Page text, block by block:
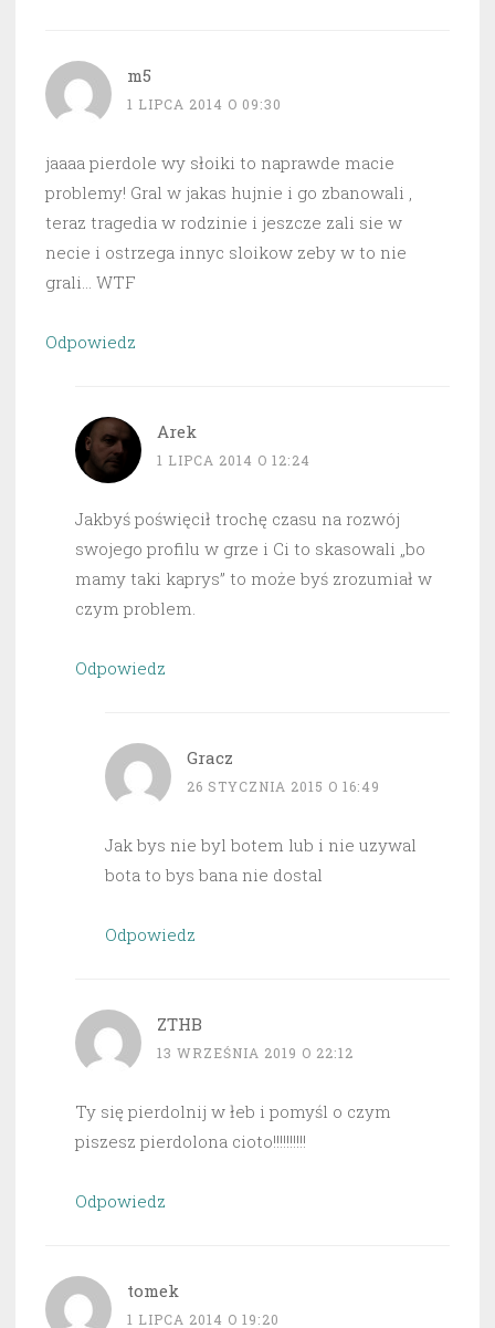
m5
1 LIPCA 2014 O 09:30
jaaaa pierdole wy słoiki to naprawde macie
problemy! Gral w jakas hujnie i go zbanowali ,
teraz tragedia w rodzinie i jeszcze zali sie w
necie i ostrzega innyc sloikow zeby w to nie
grali… WTF
Odpowiedz
Arek
1 LIPCA 2014 O 12:24
Jakbyś poświęcił trochę czasu na rozwój
swojego profilu w grze i Ci to skasowali „bo
mamy taki kaprys” to może byś zrozumiał w
czym problem.
Odpowiedz
Gracz
26 STYCZNIA 2015 O 16:49
Jak bys nie byl botem lub i nie uzywal
bota to bys bana nie dostal
Odpowiedz
ZTHB
13 WRZEŚNIA 2019 O 22:12
Ty się pierdolnij w łeb i pomyśl o czym
piszesz pierdolona cioto!!!!!!!!!!
Odpowiedz
tomek
1 LIPCA 2014 O 19:20